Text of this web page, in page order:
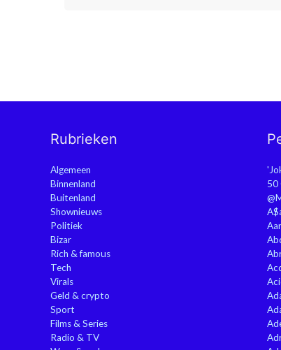
Rubrieken
Algemeen
Binnenland
Buitenland
Shownieuws
Politiek
Bizar
Rich & famous
Tech
Virals
Geld & crypto
Sport
Films & Series
Radio & TV
50